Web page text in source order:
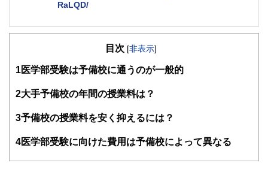
RaLQD/
２級ファイナンシャルプランナー
活かして活動を始める。
する傍ら、フリーライターとして精力的に活動中。広範な知
目次 [非表示]
1 医学部受験は予備校に通うのが一般的
2大手予備校の年間の授業料は？
3予備校の授業料を安く抑えるには？
4医学部受験に向けた費用は予備校によって異なる